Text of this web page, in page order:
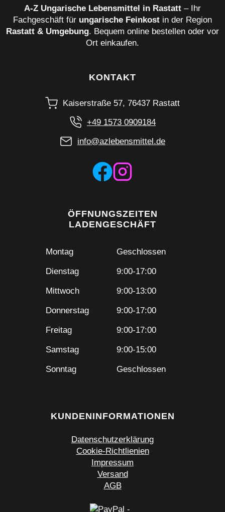
A‑Z Ungarische Lebensmittel in Rastatt – Ihr
Fachgeschäft für ungarische Feinkost in der Region
Rastatt & Umgebung. Bequem online bestellen oder vor
Ort einkaufen.
KONTAKT
Kaiserstraße 57, 76437 Rastatt
+49 1573 0909184
info@azlebensmittel.de
ÖFFNUNGSZEITEN
LADENGESCHÄFT
Montag Geschlossen
Dienstag 9:00-17:00
Mittwoch 9:00-13:00
Donnerstag 9:00-17:00
Freitag 9:00-17:00
Samstag 9:00-15:00
Sonntag Geschlossen
KUNDENINFORMATIONEN
Datenschutzerklärung
Cookie-Richtlienien
Impressum
Versand
AGB